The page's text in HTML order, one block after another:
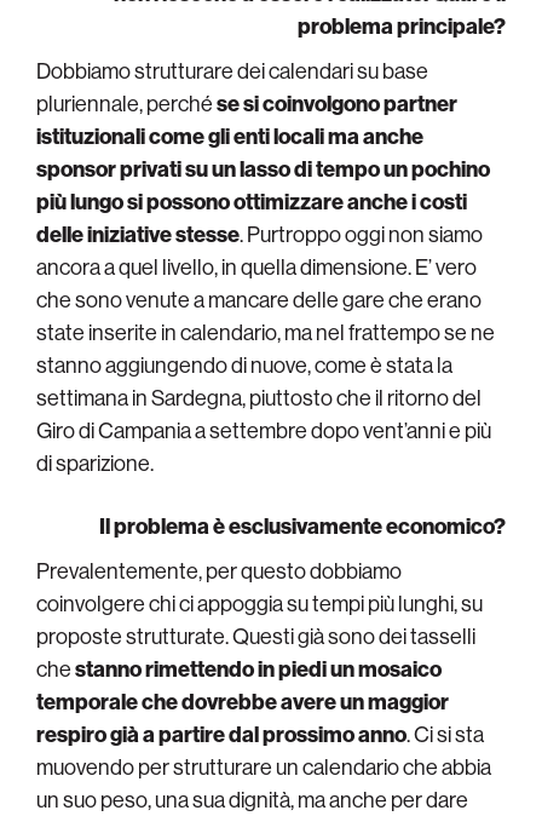
problema principale?
Dobbiamo strutturare dei calendari su base
pluriennale, perchése si coinvolgono partner
istituzionali come gli enti locali ma anche
sponsor privati su un lasso di tempo un pochino
più lungo si possono ottimizzare anche i costi
delle iniziative stesse. Purtroppo oggi non siamo
ancora a quel livello, in quella dimensione. E’ vero
che sono venute a mancare delle gare che erano
state inserite in calendario, ma nel frattempo se ne
stanno aggiungendo di nuove, come è stata la
settimana in Sardegna, piuttosto che il ritorno del
Giro di Campania a settembre dopo vent’anni e più
di sparizione.
Il problema è esclusivamente economico?
Prevalentemente, per questo dobbiamo
coinvolgere chi ci appoggia su tempi più lunghi, su
proposte strutturate. Questi già sono dei tasselli
chestanno rimettendo in piedi un mosaico
temporale che dovrebbe avere un maggior
respiro già a partire dal prossimo anno. Ci si sta
muovendo per strutturare un calendario che abbia
un suo peso, una sua dignità, ma anche per dare